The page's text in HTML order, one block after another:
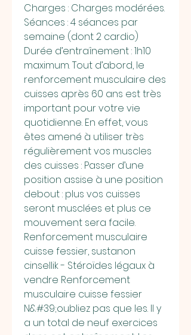
Charges : Charges modérées.
Séances : 4 séances par
semaine (dont 2 cardio)
Durée d’entraînement : 1h10
maximum. Tout d’abord, le
renforcement musculaire des
cuisses après 60 ans est très
important pour votre vie
quotidienne. En effet, vous
êtes amené à utiliser très
régulièrement vos muscles
des cuisses : Passer d’une
position assise à une position
debout : plus vos cuisses
seront musclées et plus ce
mouvement sera facile.
Renforcement musculaire
cuisse fessier, sustanon
cinsellik - Stéroïdes légaux à
vendre Renforcement
musculaire cuisse fessier
N&#39;oubliez pas que les. Il y
a un total de neuf exercices